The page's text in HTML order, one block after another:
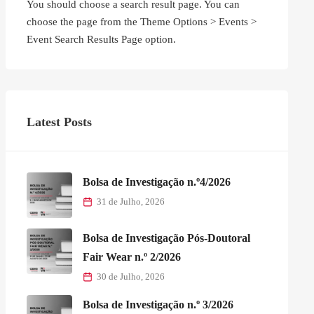
You should choose a search result page. You can
choose the page from the Theme Options > Events >
Event Search Results Page option.
Latest Posts
Bolsa de Investigação n.º4/2026
31 de Julho, 2026
Bolsa de Investigação Pós-Doutoral
Fair Wear n.º 2/2026
30 de Julho, 2026
Bolsa de Investigação n.º 3/2026